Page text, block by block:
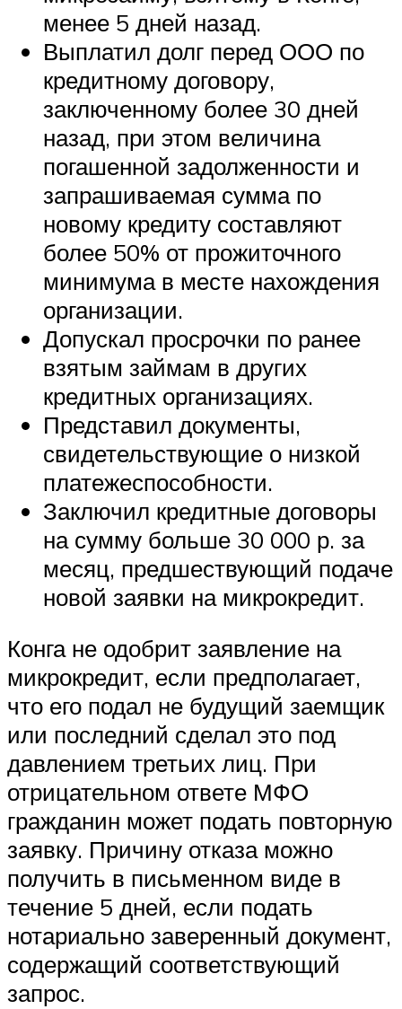
менее 5 дней назад.
Выплатил долг перед ООО по
кредитному договору,
заключенному более 30 дней
назад, при этом величина
погашенной задолженности и
запрашиваемая сумма по
новому кредиту составляют
более 50% от прожиточного
минимума в месте нахождения
организации.
Допускал просрочки по ранее
взятым займам в других
кредитных организациях.
Представил документы,
свидетельствующие о низкой
платежеспособности.
Заключил кредитные договоры
на сумму больше 30 000 р. за
месяц, предшествующий подаче
новой заявки на микрокредит.
Конга не одобрит заявление на
микрокредит, если предполагает,
что его подал не будущий заемщик
или последний сделал это под
давлением третьих лиц. При
отрицательном ответе МФО
гражданин может подать повторную
заявку. Причину отказа можно
получить в письменном виде в
течение 5 дней, если подать
нотариально заверенный документ,
содержащий соответствующий
запрос.